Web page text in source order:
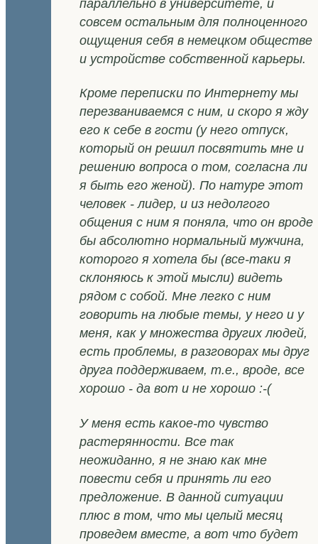
параллельно в университете, и
совсем остальным для полноценного
ощущения себя в немецком обществе
и устройстве собственной карьеры.
Кроме переписки по Интернету мы
перезваниваемся с ним, и скоро я жду
его к себе в гости (у него отпуск,
который он решил посвятить мне и
решению вопроса о том, согласна ли
я быть его женой). По натуре этот
человек - лидер, и из недолгого
общения с ним я поняла, что он вроде
бы абсолютно нормальный мужчина,
которого я хотела бы (все-таки я
склоняюсь к этой мысли) видеть
рядом с собой. Мне легко с ним
говорить на любые темы, у него и у
меня, как у множества других людей,
есть проблемы, в разговорах мы друг
друга поддерживаем, т.е., вроде, все
хорошо - да вот и не хорошо :-(
У меня есть какое-то чувство
растерянности. Все так
неожиданно, я не знаю как мне
повести себя и принять ли его
предложение. В данной ситуации
плюс в том, что мы целый месяц
проведем вместе, а вот что будет